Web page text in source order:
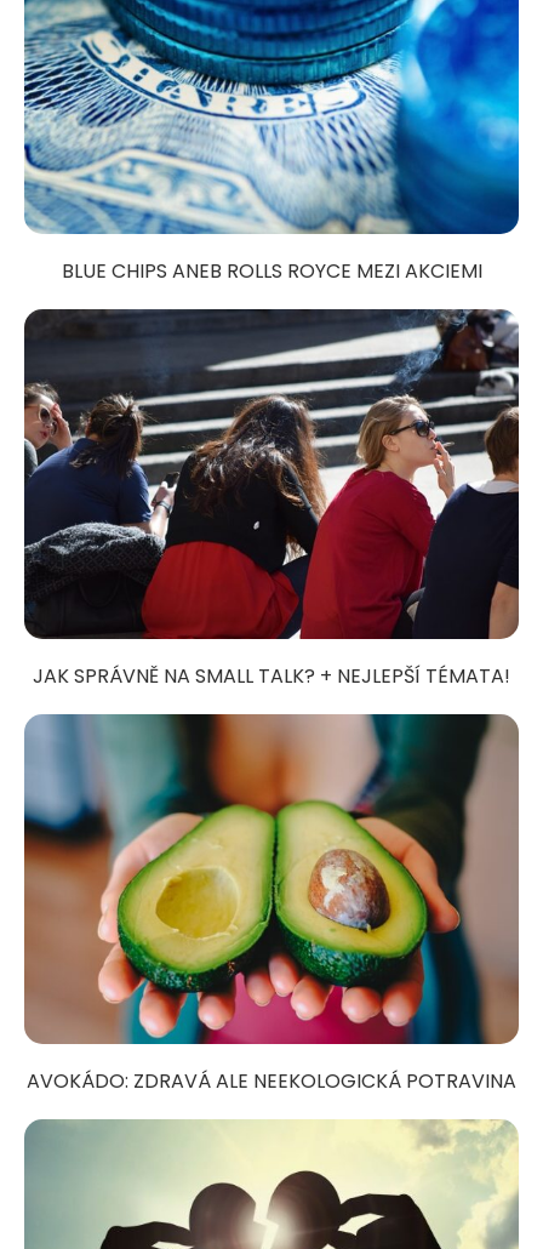
BLUE CHIPS ANEB ROLLS ROYCE MEZI AKCIEMI
JAK SPRÁVNĚ NA SMALL TALK? + NEJLEPŠÍ TÉMATA!
AVOKÁDO: ZDRAVÁ ALE NEEKOLOGICKÁ POTRAVINA